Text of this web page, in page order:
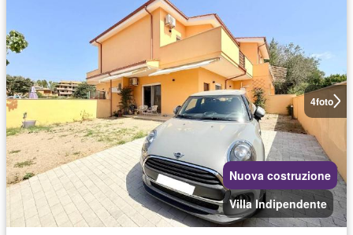
4foto
Nuova costruzione
Villa Indipendente